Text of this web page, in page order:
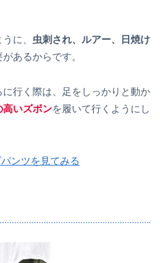
に、 虫刺され、ルアー、日焼け
あるからです。
行く際は、足をしっかりと動か
高いズボンを履いて行くようにし
ンツを見てみる